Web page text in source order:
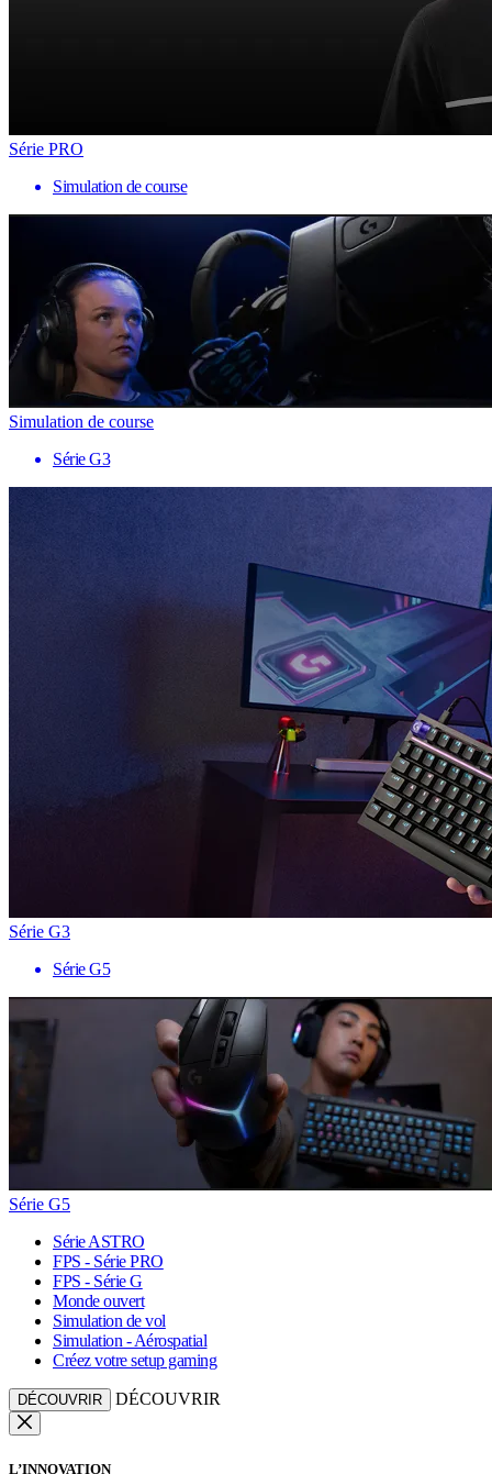
Série PRO
Simulation de course
Simulation de course
Série G3
Série G3
Série G5
Série G5
Série ASTRO
FPS - Série PRO
FPS - Série G
Monde ouvert
Simulation de vol
Simulation - Aérospatial
Créez votre setup gaming
DÉCOUVRIR DÉCOUVRIR
L’INNOVATION